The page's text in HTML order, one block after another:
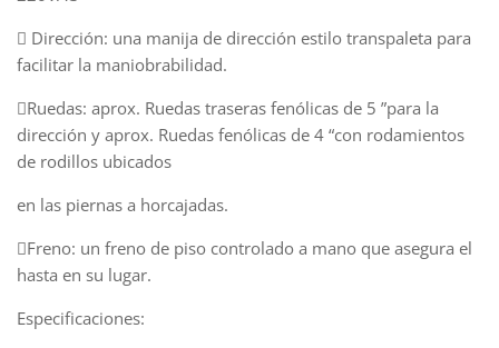
 Dirección: una manija de dirección estilo transpaleta para
facilitar la maniobrabilidad.
Ruedas: aprox. Ruedas traseras fenólicas de 5 ”para la
dirección y aprox. Ruedas fenólicas de 4 “con rodamientos
de rodillos ubicados
en las piernas a horcajadas.
Freno: un freno de piso controlado a mano que asegura el
hasta en su lugar.
Especificaciones: